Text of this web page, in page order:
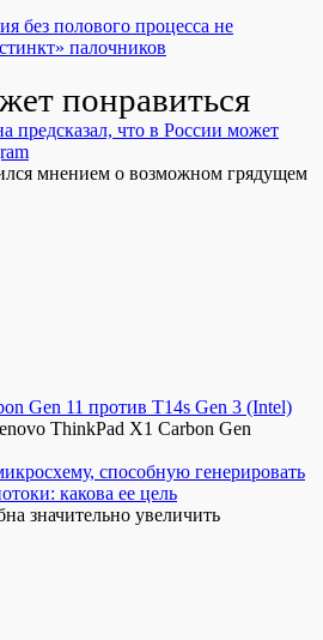
без полового процесса не
палочников
понравиться
предсказал, что в России может
мнением о возможном грядущем
Gen 11 против T14s Gen 3 (Intel)
ThinkPad X1 Carbon Gen
способную генерировать
какова ее цель
значительно увеличить